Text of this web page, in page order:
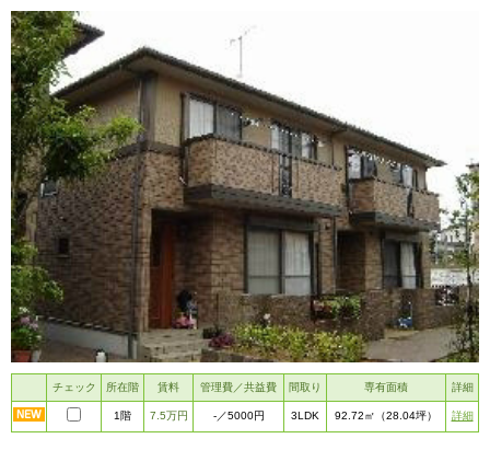
チェック 所在階 賃料 管理費／共益費 間取り 専有面積 詳細
1階 7.5万円 -／5000円 3LDK 92.72㎡ （28.04坪） 詳細